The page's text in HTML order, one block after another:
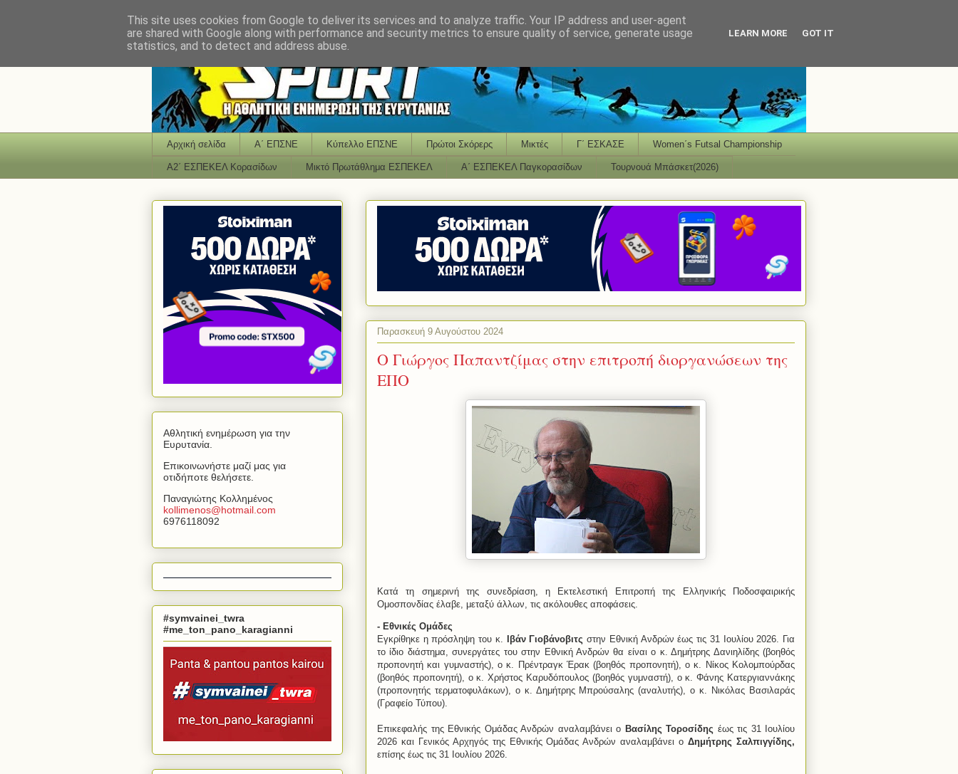
Αρχική σελίδα Α΄ ΕΠΣΝΕ Κύπελλο ΕΠΣΝΕ Πρώτοι Σκόρερς Μικτές Γ΄ ΕΣΚΑΣΕ Women΄s Futsal Championship
Α2΄ ΕΣΠΕΚΕΛ Κορασίδων Μικτό Πρωτάθλημα ΕΣΠΕΚΕΛ Α΄ ΕΣΠΕΚΕΛ Παγκορασίδων Τουρνουά Μπάσκετ(2026)
Παρασκευή 9 Αυγούστου 2024
Ο Γιώργος Παπαντζίμας στην επιτροπή διοργανώσεων της
ΕΠΟ
Κατά τη σημερινή της συνεδρίαση, η Εκτελεστική Επιτροπή της Ελληνικής Ποδοσφαιρικής
Ομοσπονδίας έλαβε, μεταξύ άλλων, τις ακόλουθες αποφάσεις.
- Εθνικές Ομάδες
Εγκρίθηκε η πρόσληψη του κ.
Ιβάν Γιοβάνοβιτς στην Εθνική Ανδρών έως τις 31 Ιουλίου 2026. Για
το ίδιο διάστημα, συνεργάτες του στην Εθνική Ανδρών θα είναι ο κ. Δημήτρης Δανιηλίδης (βοηθός
προπονητή και γυμναστής), ο κ. Πρέντραγκ Έρακ (βοηθός προπονητή), ο κ. Νίκος Κολομπούρδας
(βοηθός προπονητή), ο κ. Χρήστος Καρυδόπουλος (βοηθός γυμναστή), ο κ. Φάνης Κατεργιαννάκης
(προπονητής τερματοφυλάκων), ο κ. Δημήτρης Μπρούσαλης (αναλυτής), ο κ. Νικόλας Βασιλαράς
(Γραφείο Τύπου).
Επικεφαλής της Εθνικής Ομάδας Ανδρών αναλαμβάνει ο Βασίλης Τοροσίδης έως τις 31 Ιουλίου
2026 και Γενικός Αρχηγός της Εθνικής Ομάδας Ανδρών αναλαμβάνει οΔημήτρης Σαλπιγγίδης,
επίσης έως τις 31 Ιουλίου 2026.
Αθλητική ενημέρωση για την
Ευρυτανία.
Επικοινωνήστε μαζί μας για
οτιδήποτε θελήσετε.
Παναγιώτης Κολλημένος
kollimenos@hotmail com
6976118092
#symvainei_twra
#me_ton_pano_karagianni
This site uses cookies from Google to deliver its services and to analyze traffic. Your IP address and user-agent
are shared with Google along with performance and security metrics to ensure quality of service, generate usage
statistics, and to detect and address abuse.
LEARN MORE GOT IT